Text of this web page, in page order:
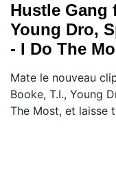
Hustle Gang
Young Dro,
- I Do The
Mate le nouveau
Booke, T.I., Young
The Most, et laisse